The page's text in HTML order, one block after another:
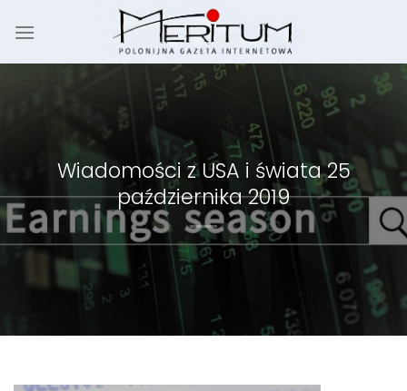
Wiadomości z USA i świata 25
października 2019